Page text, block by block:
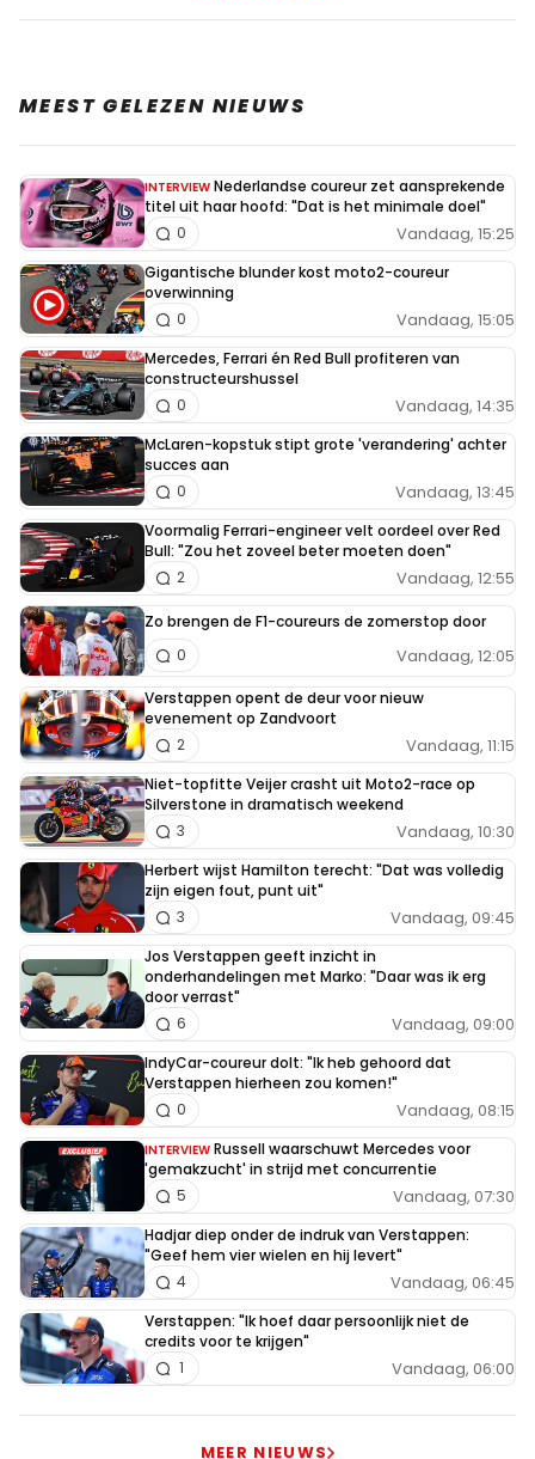
MEEST GELEZEN NIEUWS
INTERVIEW Nederlandse coureur zet aansprekende
titel uit haar hoofd: "Dat is het minimale doel"
Vandaag, 15:25
0
Gigantische blunder kost moto2-coureur
overwinning
Vandaag, 15:05
0
Mercedes, Ferrari én Red Bull profiteren van
constructeurshussel
Vandaag, 14:35
0
McLaren-kopstuk stipt grote 'verandering' achter
succes aan
Vandaag, 13:45
0
Voormalig Ferrari-engineer velt oordeel over Red
Bull: "Zou het zoveel beter moeten doen"
Vandaag, 12:55
2
Zo brengen de F1-coureurs de zomerstop door
Vandaag, 12:05
0
Verstappen opent de deur voor nieuw
evenement op Zandvoort
Vandaag, 11:15
2
Niet-topfitte Veijer crasht uit Moto2-race op
Silverstone in dramatisch weekend
Vandaag, 10:30
3
Herbert wijst Hamilton terecht: "Dat was volledig
zijn eigen fout, punt uit"
Vandaag, 09:45
3
Jos Verstappen geeft inzicht in
onderhandelingen met Marko: "Daar was ik erg
door verrast"
Vandaag, 09:00
6
IndyCar-coureur dolt: "Ik heb gehoord dat
Verstappen hierheen zou komen!"
Vandaag, 08:15
0
INTERVIEW Russell waarschuwt Mercedes voor
'gemakzucht' in strijd met concurrentie
Vandaag, 07:30
5
Hadjar diep onder de indruk van Verstappen:
"Geef hem vier wielen en hij levert"
Vandaag, 06:45
4
Verstappen: "Ik hoef daar persoonlijk niet de
credits voor te krijgen"
Vandaag, 06:00
1
MEER NIEUWS